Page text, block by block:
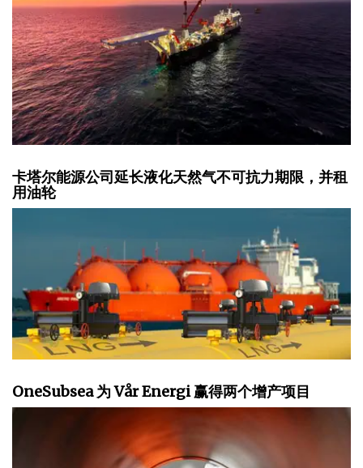
卡塔尔能源公司延长液化天然气不可抗力期限，并租
用油轮
OneSubsea 为 Vår Energi 赢得两个增产项目